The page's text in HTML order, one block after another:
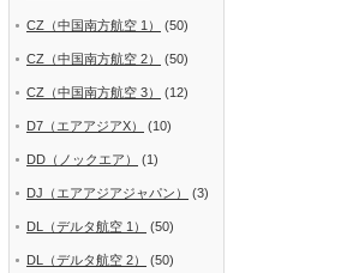
CZ（中国南方航空 1） (50)
CZ（中国南方航空 2） (50)
CZ（中国南方航空 3） (12)
D7（エアアジアX） (10)
DD（ノックエア） (1)
DJ（エアアジアジャパン） (3)
DL（デルタ航空 1） (50)
DL（デルタ航空 2） (50)